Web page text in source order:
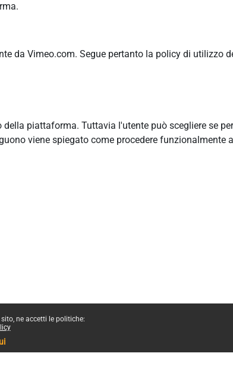
ne accetti le politiche:
da Vimeo.com. Segue pertanto la policy di utilizzo
piattaforma. Tuttavia l'utente può scegliere se
viene spiegato come procedere funzionalmente